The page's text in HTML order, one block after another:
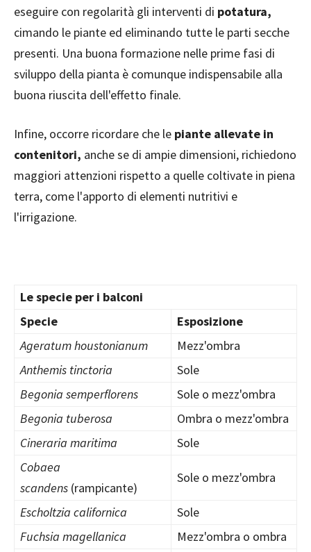
eseguire con regolarità gli interventi di potatura,
cimando le piante ed eliminando tutte le parti secche
presenti. Una buona formazione nelle prime fasi di
sviluppo della pianta è comunque indispensabile alla
buona riuscita dell'effetto finale.
Infine, occorre ricordare che le piante allevate in
contenitori, anche se di ampie dimensioni, richiedono
maggiori attenzioni rispetto a quelle coltivate in piena
terra, come l'apporto di elementi nutritivi e
l'irrigazione.
Le specie per i balconi
Specie
Esposizione
Ageratum houstonianum
Mezz'ombra
Anthemis tinctoria
Sole
Begonia semperflorens
Sole o mezz'ombra
Begonia tuberosa
Ombra o mezz'ombra
Cineraria maritima
Sole
Cobaea
scandens (rampicante)
Sole o mezz'ombra
Escholtzia californica
Sole
Fuchsia magellanica
Mezz'ombra o ombra